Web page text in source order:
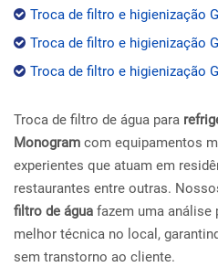
Troca de filtro e higienização
Troca de filtro e higienização
Troca de filtro e higienização
Troca de filtro de água para
Monogram com equipamentos
experientes que atuam em
restaurantes entre outras.
filtro de água fazem uma análise
melhor técnica no local,
sem transtorno ao cliente.